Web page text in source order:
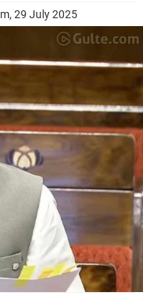
29 July 2025